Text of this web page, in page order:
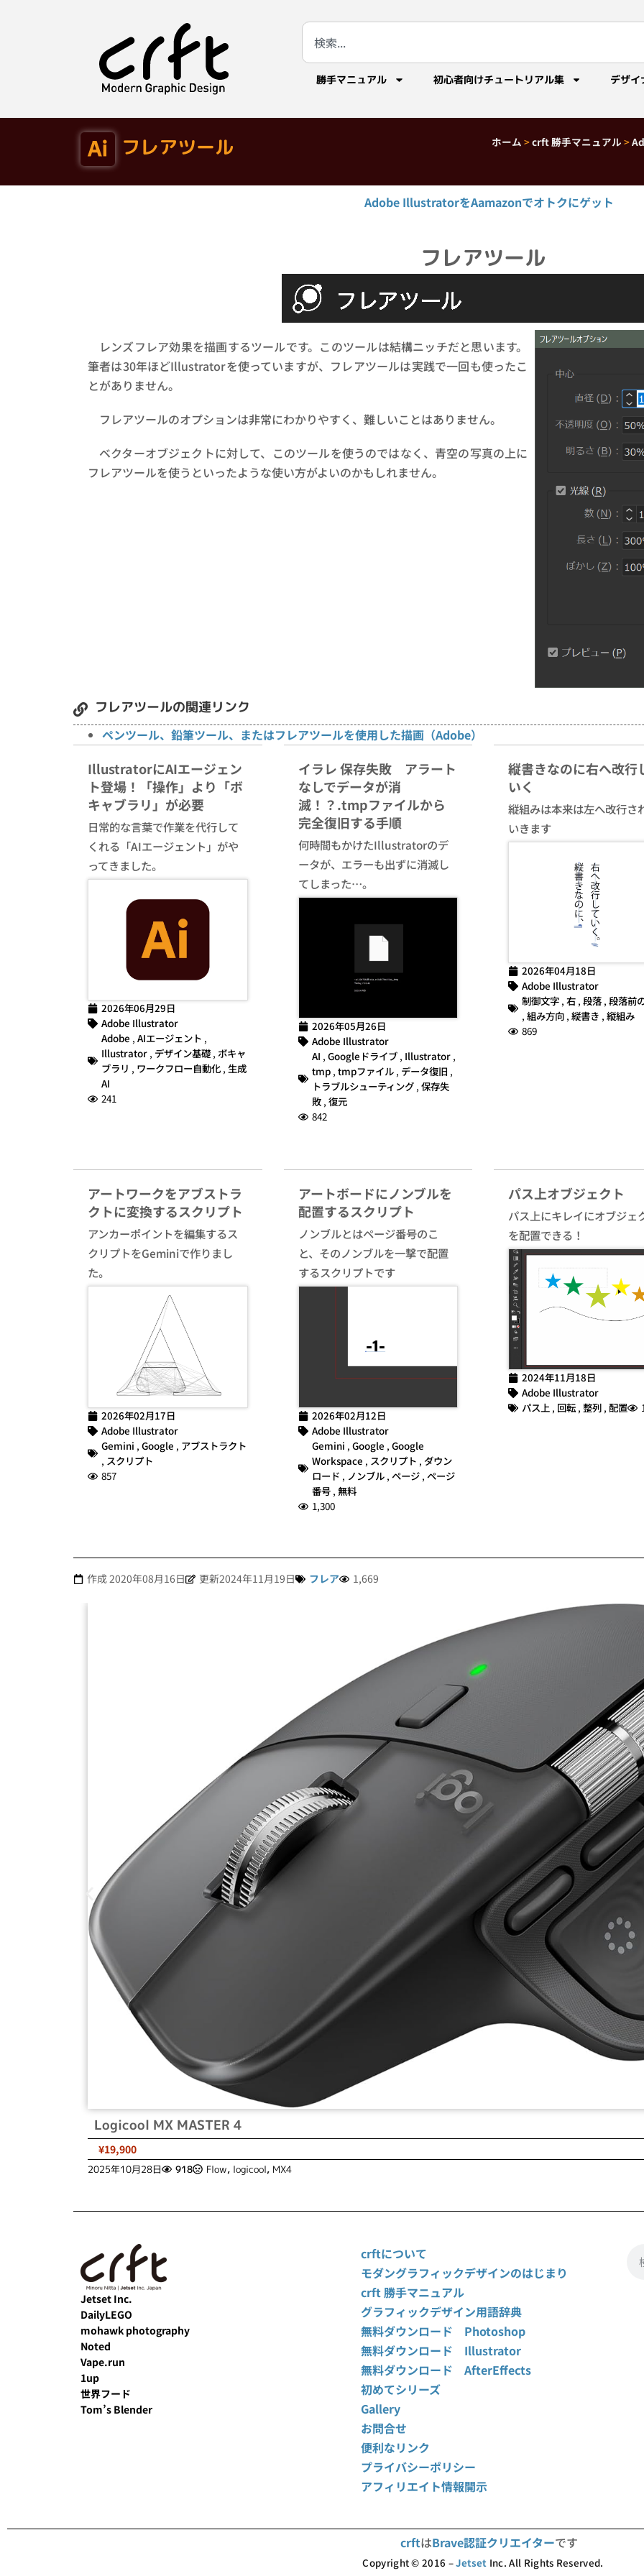
勝手マニュアル 初心者向けチュートリアル集 デザイ
フレアツール ホーム >crft 勝手マニュアル >
Adobe IllustratorをAamazonでオトクにゲット
フレアツール
レンズフレア効果を描画するツールです。このツールは結構ニッチだと思います。
筆者は30年ほどIllustratorを使っていますが、フレアツールは実践で一回も使ったこ
とがありません。
フレアツールのオプションは非常にわかりやすく、難しいことはありません。
ベクターオブジェクトに対して、このツールを使うのではなく、青空の写真の上に
フレアツールを使うといったような使い方がよいのかもしれません。
フレアツールの関連リンク
ペンツール、鉛筆ツール、またはフレアツールを使用した描画（Adobe）
IllustratorにAIエージェン
ト登場！「操作」より「ボ
キャブラリ」が必要
日常的な言葉で作業を代行して
くれる「AIエージェント」がや
ってきました。
2026年06月29日
Adobe Illustrator
Adobe , AIエージェント ,
Illustrator , デザイン基礎 , ボキャ
ブラリ , ワークフロー自動化 , 生成
AI
241
イラレ 保存失敗 アラート
なしでデータが消
滅！？.tmpファイルから
完全復旧する手順
何時間もかけたIllustratorのデ
ータが、エラーも出ずに消滅し
てしまった…。
2026年05月26日
Adobe Illustrator
AI , Googleドライブ, Illustrator,
tmp, tmpファイル, データ復旧 ,
トラブルシューティング, 保存失
敗, 復元
842
縦書きなのに右へ改行
いく
縦組みは本来は左へ改行さ
いきます
2026年04月18日
Adobe Illustrator
制御文字 , 右 , 段落 , 段落前
, 組み方向 , 縦書き , 縦組み
869
アートワークをアブストラ
クトに変換するスクリプト
アンカーポイントを編集するス
クリプトをGeminiで作りまし
た。
2026年02月17日
Adobe Illustrator
Gemini , Google , アブストラクト
, スクリプト
857
アートボードにノンブルを
配置するスクリプト
ノンブルとはページ番号のこ
と、そのノンブルを一撃で配置
するスクリプトです
2026年02月12日
Adobe Illustrator
Gemini , Google , Google
Workspace , スクリプト , ダウン
ロード , ノンブル, ページ, ページ
番号, 無料
1,300
パス上オブジェクト
パス上にキレイにオブジェ
を配置できる！
2024年11月18日
Adobe Illustrator
パス上 , 回転 , 整列 , 配置
作成2020年08月16日 更新2024年11月19日 フレア 1,669
Logicool MX MASTER 4
¥19,900
2025年10月28日 918 Flow, logicool, MX4
Jetset Inc.
DailyLEGO
mohawk photography
Noted
Vape.run
1up
世界フード
Tom’s Blender
crftについて
モダングラフィックデザインのはじまり
crft 勝手マニュアル
グラフィックデザイン用語辞典
無料ダウンロード Photoshop
無料ダウンロード Illustrator
無料ダウンロード AfterEffects
初めてシリーズ
Gallery
お問合せ
便利なリンク
プライバシーポリシー
アフィリエイト情報開示
crftはBrave認証クリエイターです
Copyright © 2016 –Jetset Inc. All Rights Reserved.